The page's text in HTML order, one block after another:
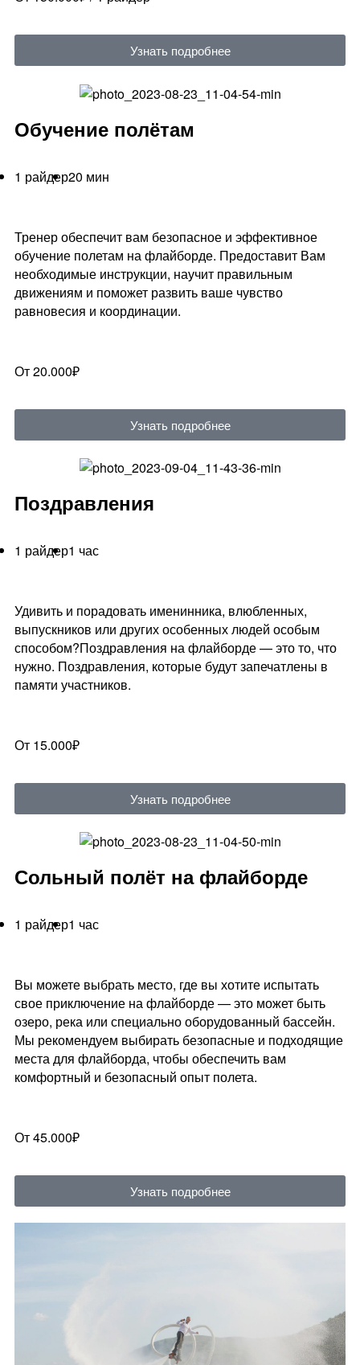
Узнать подробнее
Обучение полётам
1 райдер20 мин
Тренер обеспечит вам безопасное и эффективное
обучение полетам на флайборде. Предоставит Вам
необходимые инструкции, научит правильным
движениям и поможет развить ваше чувство
равновесия и координации.
От 20.000₽
Узнать подробнее
Поздравления
1 райдер1 час
Удивить и порадовать именинника, влюбленных,
выпускников или других особенных людей особым
способом?Поздравления на флайборде — это то, что
нужно. Поздравления, которые будут запечатлены в
памяти участников.
От 15.000₽
Узнать подробнее
Сольный полёт на флайборде
1 райдер1 час
Вы можете выбрать место, где вы хотите испытать
свое приключение на флайборде — это может быть
озеро, река или специально оборудованный бассейн.
Мы рекомендуем выбирать безопасные и подходящие
места для флайборда, чтобы обеспечить вам
комфортный и безопасный опыт полета.
От 45.000₽
Узнать подробнее